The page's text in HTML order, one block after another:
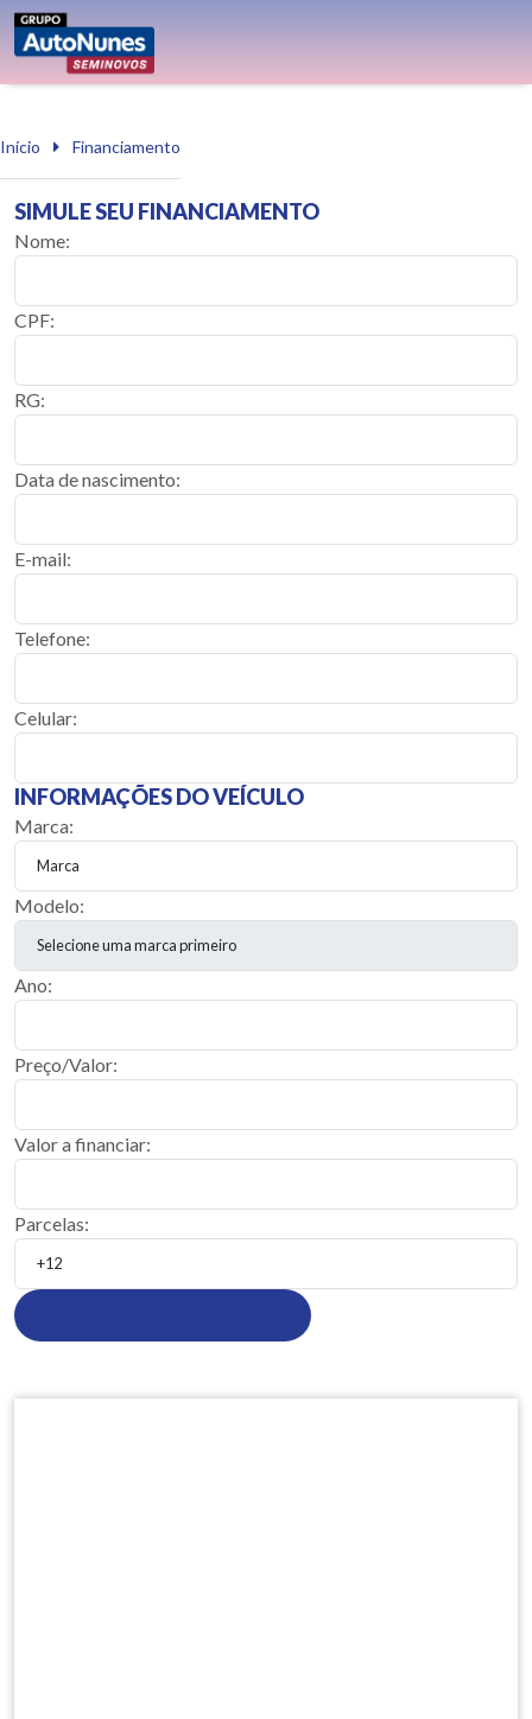
Início Financiamento
SIMULE SEU FINANCIAMENTO
Nome:
CPF:
RG:
Data de nascimento:
E-mail:
Telefone:
Celular:
INFORMAÇÕES DO VEÍCULO
Marca:
Modelo:
Ano:
Preço/Valor:
Valor a financiar:
Parcelas: